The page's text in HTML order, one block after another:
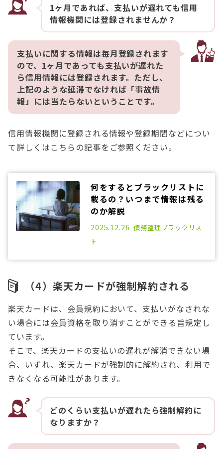
1ヶ月であれば、支払いが遅れても信用
情報機関には登録されませんか？
支払いに関する情報は毎月登録されます
ので、1ヶ月であっても支払いが遅れた
ら信用情報には登録されます。ただし、
上記のような延滞でなければ「事故情
報」には当たらないということです。
信用情報機関に登録される情報や登録期間などについ
て詳しくはこちらの記事をご参照ください。
何をするとブラックリストに
載るの？いつまで情報は残る
のか解説
2021.03.22
2025.12.26 債務整理ブラックリス
ト
（4）楽天カードが強制解約される
楽天カードは、会員規約において、支払いがなされな
い場合には会員資格を取り消すことができる旨規定し
ています。
そこで、楽天カードの支払いの遅れが解消できない場
合、いずれ、楽天カードが強制的に解約され、利用で
きなくなる可能性があります。
どのくらい支払いが遅れたら強制解約に
なりますか？